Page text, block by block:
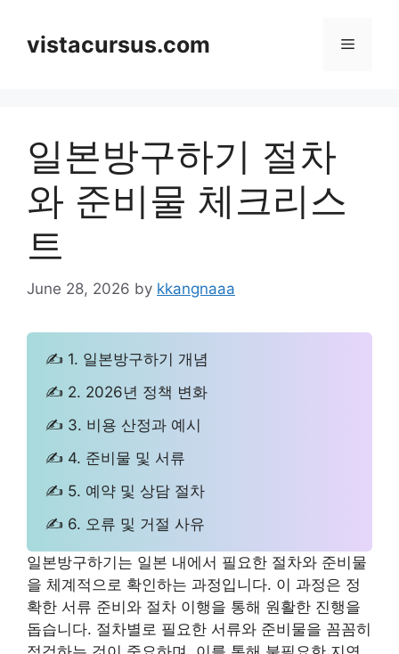
contentvistacursus.com Menu
일본방구하기 절차
와 준비물 체크리스
트
June 28, 2026 by kkangnaaa
✍ 1. 일본방구하기 개념
✍ 2. 2026년 정책 변화
✍ 3. 비용 산정과 예시
✍ 4. 준비물 및 서류
✍ 5. 예약 및 상담 절차
✍ 6. 오류 및 거절 사유
일본방구하기는 일본 내에서 필요한 절차와 준비물
을 체계적으로 확인하는 과정입니다. 이 과정은 정
확한 서류 준비와 절차 이행을 통해 원활한 진행을
돕습니다. 절차별로 필요한 서류와 준비물을 꼼꼼히